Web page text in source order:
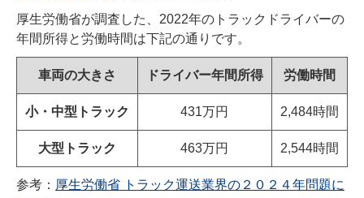
厚生労働省が調査した、2022年のトラックドライバーの
年間所得と労働時間は下記の通りです。
車両の大きさ ドライバー年間所得 労働時間
小・中型トラック 431万円 2,484時間
大型トラック 463万円 2,544時間
参考： 厚生労働省 トラック運送業界の２０２４年問題に